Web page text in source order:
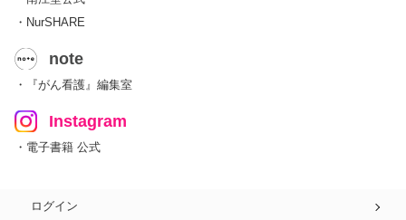
・NurSHARE
note
・『がん看護』編集室
Instagram
・電子書籍 公式
ログイン